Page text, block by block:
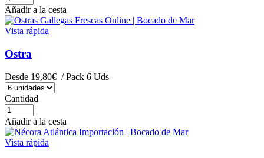
Añadir a la cesta
Vista rápida
Ostra
Desde 19,80€ / Pack 6 Uds
Cantidad
Añadir a la cesta
Vista rápida